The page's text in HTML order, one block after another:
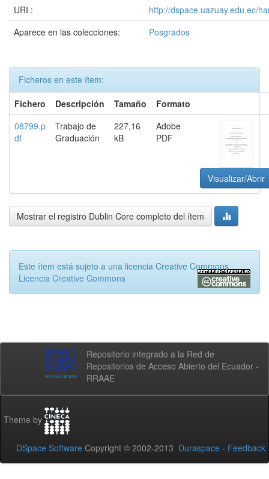
URI :
http://dspace.uazuay.edu.ec/
Aparece en las colecciones:
Posgrados
Ficheros en este ítem:
Fichero
Descripción Tamaño
Formato
08799.p
df
Trabajo de
Graduación
227,16
kB
Adobe
PDF
Visualizar/Abrir
Mostrar el registro Dublin Core completo del ítem
Este ítem está sujeto a una licencia Creative Commons
Licencia Creative Commons
Repositorio integrado a la Red de
Repositorios de Acceso Abierto del Ecuador -
RRAAE
Theme by
DSpace Software Copyright © 2002-2013 Duraspace - Feedback